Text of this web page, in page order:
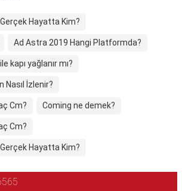
Hayatta Kim?
Ad Astra 2019 Hangi Platformda?
kapı yağlanır mı?
Nasıl İzlenir?
Cm? Coming ne demek?
Cm?
Hayatta Kim?